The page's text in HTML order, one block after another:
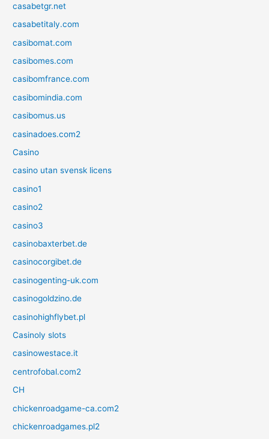
casabetgr.net
casabetitaly.com
casibomat.com
casibomes.com
casibomfrance.com
casibomindia.com
casibomus.us
casinadoes.com2
Casino
casino utan svensk licens
casino1
casino2
casino3
casinobaxterbet.de
casinocorgibet.de
casinogenting-uk.com
casinogoldzino.de
casinohighflybet.pl
Casinoly slots
casinowestace.it
centrofobal.com2
CH
chickenroadgame-ca.com2
chickenroadgames.pl2